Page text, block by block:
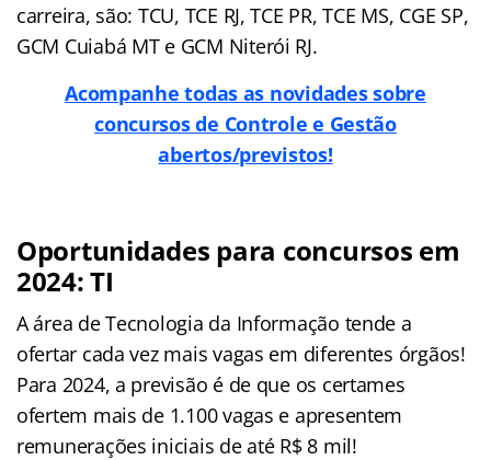
carreira, são: TCU, TCE RJ, TCE PR, TCE MS, CGE SP,
GCM Cuiabá MT e GCM Niterói RJ.
Acompanhe todas as novidades sobre
concursos de Controle e Gestão
abertos/previstos!
Oportunidades para concursos em
2024: TI
A área de Tecnologia da Informação tende a
ofertar cada vez mais vagas em diferentes órgãos!
Para 2024, a previsão é de que os certames
ofertem mais de 1.100 vagas e apresentem
remunerações iniciais de até R$ 8 mil!